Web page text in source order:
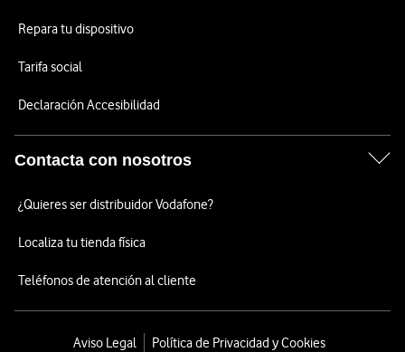
Repara tu dispositivo
Tarifa social
Declaración Accesibilidad
Contacta con nosotros
¿Quieres ser distribuidor Vodafone?
Localiza tu tienda física
Teléfonos de atención al cliente
Aviso Legal
Política de Privacidad y Cookies